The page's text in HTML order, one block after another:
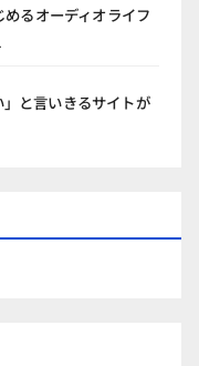
るオーディオライフ
と言いきるサイトが